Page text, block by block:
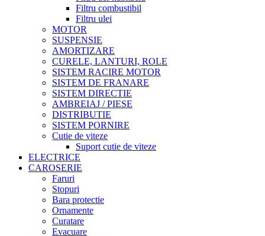
Filtru combustibil
Filtru ulei
MOTOR
SUSPENSIE
AMORTIZARE
CURELE, LANTURI, ROLE
SISTEM RACIRE MOTOR
SISTEM DE FRANARE
SISTEM DIRECTIE
AMBREIAJ / PIESE
DISTRIBUTIE
SISTEM PORNIRE
Cutie de viteze
Suport cutie de viteze
ELECTRICE
CAROSERIE
Faruri
Stopuri
Bara protectie
Ornamente
Curatare
Evacuare